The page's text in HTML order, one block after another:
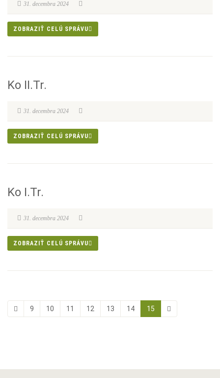
31. decembra 2024
ZOBRAZIŤ CELÚ SPRÁVU
Ko II.Tr.
31. decembra 2024
ZOBRAZIŤ CELÚ SPRÁVU
Ko I.Tr.
31. decembra 2024
ZOBRAZIŤ CELÚ SPRÁVU
9 10 11 12 13 14 15